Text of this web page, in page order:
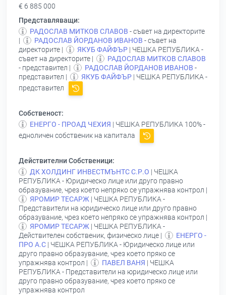
€ 6 885 000
Представляващи:
РАДОСЛАВ МИТКОВ СЛАВОВ - съвет на директорите
|
РАДОСЛАВ ЙОРДАНОВ ИВАНОВ - съвет на
директорите |
ЯКУБ ФАЙФЪР | ЧЕШКА РЕПУБЛИКА -
съвет на директорите |
РАДОСЛАВ МИТКОВ СЛАВОВ
- представител |
РАДОСЛАВ ЙОРДАНОВ ИВАНОВ -
представител |
ЯКУБ ФАЙФЪР | ЧЕШКА РЕПУБЛИКА -
представител
Собственост:
ЕНЕРГО - ПРОАД ЧЕХИЯ | ЧЕШКА РЕПУБЛИКА 100% -
едноличен собственик на капитала
Действителни Собственици:
ДК ХОЛДИНГ ИНВЕСТМЪНТС С.Р.О | ЧЕШКА
РЕПУБЛИКА - Юридическо лице или друго правно
образувание, чрез което непряко се упражнява контрол |
ЯРОМИР ТЕСАРЖ | ЧЕШКА РЕПУБЛИКА -
Представители на юридическо лице или друго правно
образувание, чрез което непряко се упражнява контрол |
ЯРОМИР ТЕСАРЖ | ЧЕШКА РЕПУБЛИКА -
Действителен собственик, физическо лице |
ЕНЕРГО -
ПРО А.С | ЧЕШКА РЕПУБЛИКА - Юридическо лице или
друго правно образувание, чрез което пряко се
упражнява контрол |
ПАВЕЛ ВАНЯ | ЧЕШКА
РЕПУБЛИКА - Представители на юридическо лице или
друго правно образувание, чрез което пряко се
упражнява контрол